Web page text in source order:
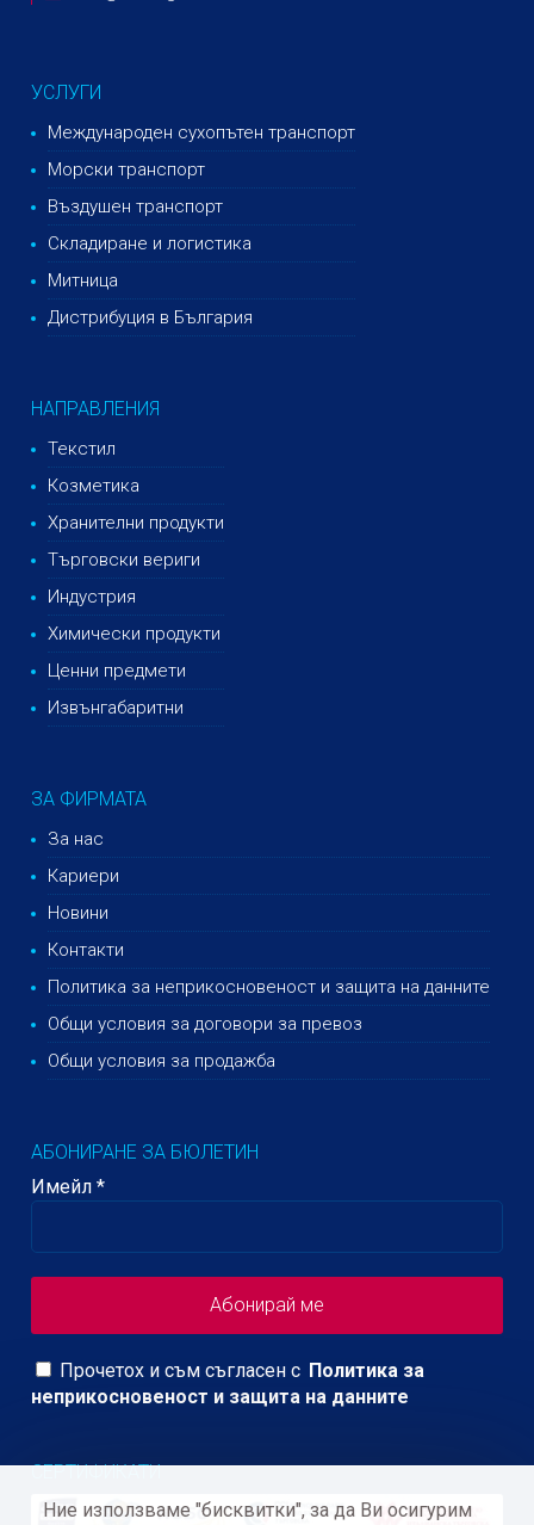
УСЛУГИ
Международен сухопътен транспорт
Морски транспорт
Въздушен транспорт
Складиране и логистика
Митница
Дистрибуция в България
НАПРАВЛЕНИЯ
Текстил
Козметика
Хранителни продукти
Търговски вериги
Индустрия
Химически продукти
Ценни предмети
Извънгабаритни
ЗА ФИРМАТА
За нас
Кариери
Новини
Контакти
Политика за неприкосновеност и защита на данните
Общи условия за договори за превоз
Общи условия за продажба
АБОНИРАНЕ ЗА БЮЛЕТИН
Имейл*
Прочетох и съм съгласен с Политика за
неприкосновеност и защита на данните
СЕРТИФИКАТИ
Ние използваме "бисквитки", за да Ви осигурим